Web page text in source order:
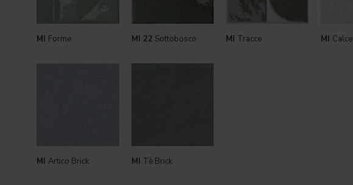
MI Forme MI 22 Sottobosco MI Tracce MI Calce
MI Artico Brick MI Tè Brick